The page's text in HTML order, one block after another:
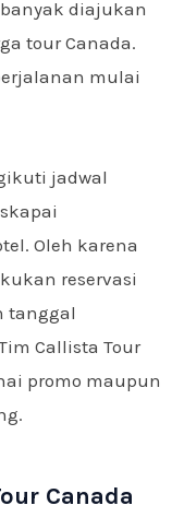
diajukan
tour Canada.
mulai
jadwal
Oleh karena
reservasi
tanggal
Callista Tour
promo maupun
Canada